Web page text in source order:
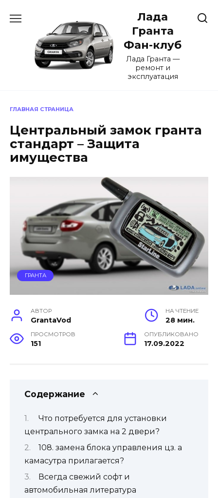
содержанию
Лада
Гранта
Фан-клуб
Лада Гранта —
ремонт и
эксплуатация
ГЛАВНАЯ СТРАНИЦА
Центральный замок гранта
стандарт – Защита
имущества
ГРАНТА
АВТОР
GrantaVod
НА ЧТЕНИЕ
28 мин.
ПРОСМОТРОВ
151
ОПУБЛИКОВАНО
17.09.2022
Содержание
Что потребуется для установки
центрального замка на 2 двери?
108. замена блока управления цз. а
камасутра прилагается?
Всегда свежий софт и
автомобильная литература